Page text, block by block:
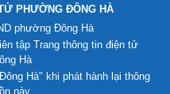
PHƯỜNG ĐÔNG HÀ
phường Đông Hà
tập Trang thông tin điện tử
Hà
Hà" khi phát hành lại thông
này